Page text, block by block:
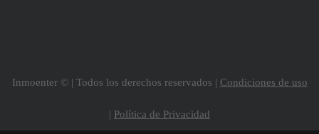
Inmoenter © | Todos los derechos reservados | Condiciones de uso
| Política de Privacidad